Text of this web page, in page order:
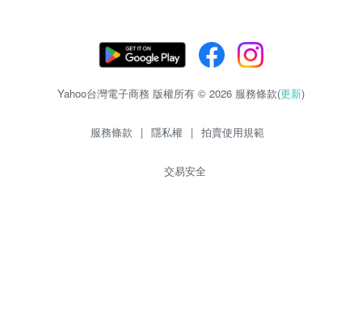
Yahoo台灣電子商務 版權所有 © 2026 服務條款(更新)
服務條款 | 隱私權 | 拍賣使用規範
交易安全